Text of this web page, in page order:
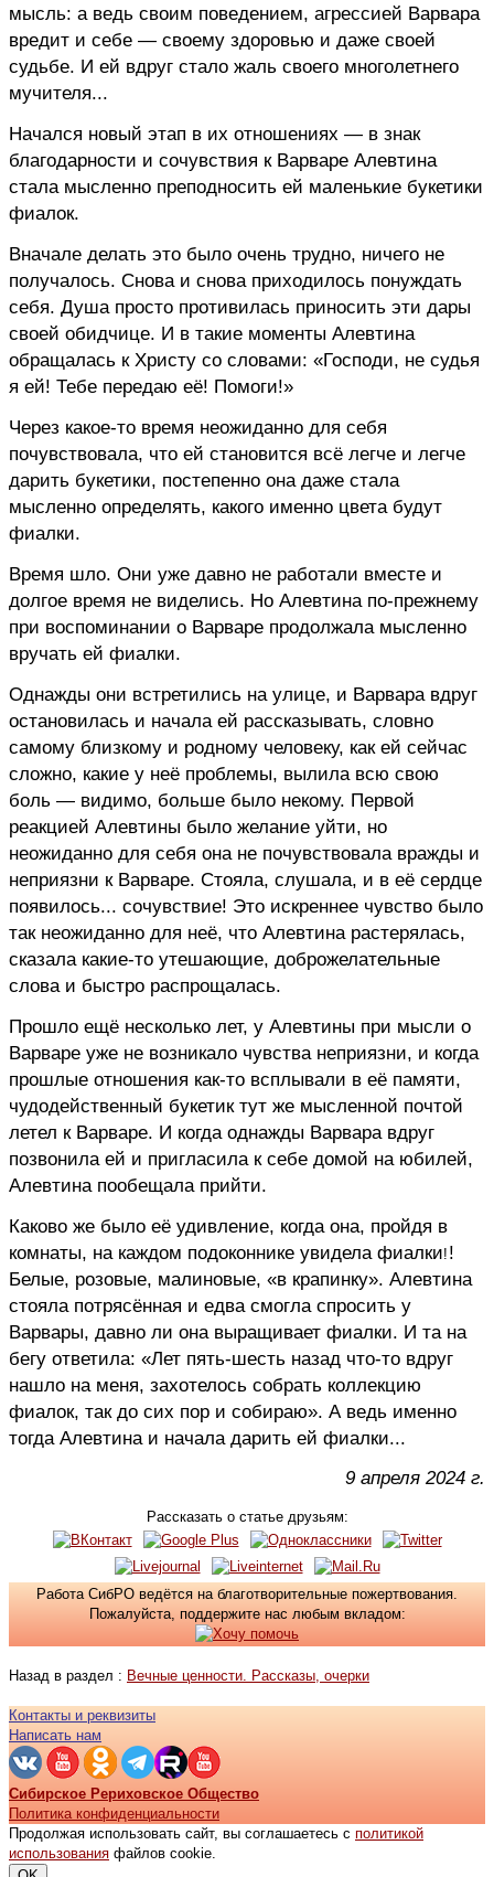
мысль: а ведь своим поведением, агрессией Варвара
вредит и себе — своему здоровью и даже своей
судьбе. И ей вдруг стало жаль своего многолетнего
мучителя...
Начался новый этап в их отношениях — в знак
благодарности и сочувствия к Варваре Алевтина
стала мысленно преподносить ей маленькие букетики
фиалок.
Вначале делать это было очень трудно, ничего не
получалось. Снова и снова приходилось понуждать
себя. Душа просто противилась приносить эти дары
своей обидчице. И в такие моменты Алевтина
обращалась к Христу со словами: «Господи, не судья
я ей! Тебе передаю её! Помоги!»
Через какое-то время неожиданно для себя
почувствовала, что ей становится всё легче и легче
дарить букетики, постепенно она даже стала
мысленно определять, какого именно цвета будут
фиалки.
Время шло. Они уже давно не работали вместе и
долгое время не виделись. Но Алевтина по-прежнему
при воспоминании о Варваре продолжала мысленно
вручать ей фиалки.
Однажды они встретились на улице, и Варвара вдруг
остановилась и начала ей рассказывать, словно
самому близкому и родному человеку, как ей сейчас
сложно, какие у неё проблемы, вылила всю свою
боль — видимо, больше было некому. Первой
реакцией Алевтины было желание уйти, но
неожиданно для себя она не почувствовала вражды и
неприязни к Варваре. Стояла, слушала, и в её сердце
появилось... сочувствие! Это искреннее чувство было
так неожиданно для неё, что Алевтина растерялась,
сказала какие-то утешающие, доброжелательные
слова и быстро распрощалась.
Прошло ещё несколько лет, у Алевтины при мысли о
Варваре уже не возникало чувства неприязни, и когда
прошлые отношения как-то всплывали в её памяти,
чудодейственный букетик тут же мысленной почтой
летел к Варваре. И когда однажды Варвара вдруг
позвонила ей и пригласила к себе домой на юбилей,
Алевтина пообещала прийти.
Каково же было её удивление, когда она, пройдя в
комнаты, на каждом подоконнике увидела фиалки! !
Белые, розовые, малиновые, «в крапинку». Алевтина
стояла потрясённая и едва смогла спросить у
Варвары, давно ли она выращивает фиалки. И та на
бегу ответила: «Лет пять-шесть назад что-то вдруг
нашло на меня, захотелось собрать коллекцию
фиалок, так до сих пор и собираю». А ведь именно
тогда Алевтина и начала дарить ей фиалки...
9 апреля 2024 г.
Рассказать о статье друзьям:
Работа СибРО ведётся на благотворительные пожертвования.
Пожалуйста, поддержите нас любым вкладом:
Назад в раздел : Вечные ценности. Рассказы, очерки
Контакты и реквизиты
Написать нам
Сибирское Рериховское Общество
Политика конфиденциальности
Продолжая использовать сайт, вы соглашаетесь с политикой
использования файлов cookie.